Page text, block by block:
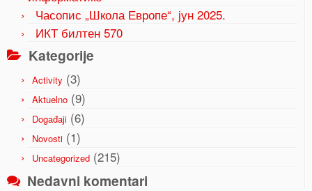
Часопис „Школа Европе“, јун 2025.
ИКТ билтен 570
Kategorije
Activity (3)
Aktuelno (9)
Događaji (6)
Novosti (1)
Uncategorized (215)
Nedavni komentari